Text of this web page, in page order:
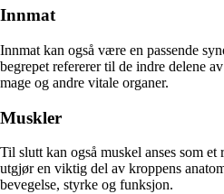
Innmat
Innmat kan også være en passende
begrepet refererer til de indre delene
mage og andre vitale organer.
Muskler
Til slutt kan også muskel anses som
utgjør en viktig del av kroppens
bevegelse, styrke og funksjon.